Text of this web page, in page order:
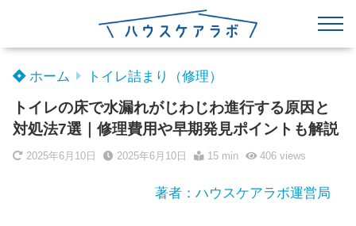
ホーム トイレ詰まり（修理）
トイレの床で水漏れがじわじわ進行する原因と
対処法7選｜修理費用や早期発見ポイントも解説
2025年6月10日 2025年6月10日 15 min 406views
著者：ハウスケアラボ運営局